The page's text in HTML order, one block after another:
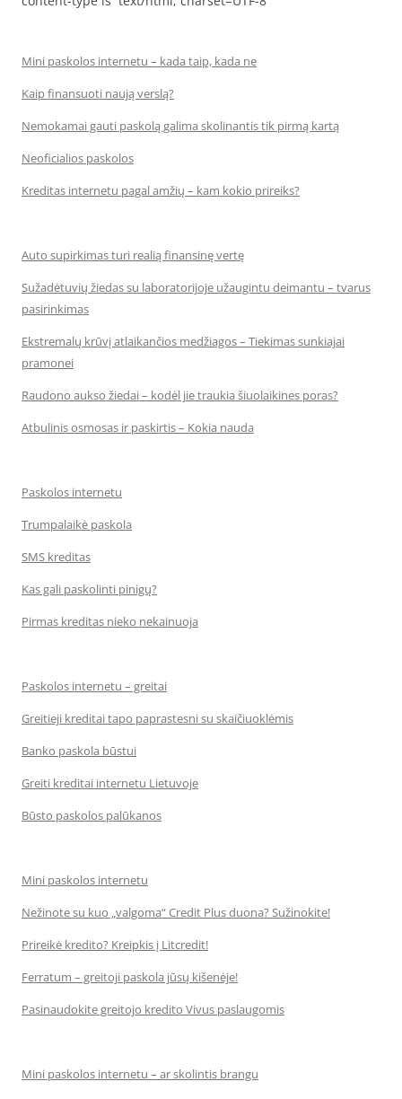
Mini paskolos internetu – kada taip, kada ne
Kaip finansuoti naują verslą?
Nemokamai gauti paskolą galima skolinantis tik pirmą kartą
Neoficialios paskolos
Kreditas internetu pagal amžių – kam kokio prireiks?
Auto supirkimas turi realią finansinę vertę
Sužadėtuvių žiedas su laboratorijoje užaugintu deimantu – tvarus
pasirinkimas
Ekstremalų krūvį atlaikančios medžiagos – Tiekimas sunkiajai
pramonei
Raudono aukso žiedai – kodėl jie traukia šiuolaikines poras?
Atbulinis osmosas ir paskirtis – Kokia nauda
Paskolos internetu
Trumpalaikė paskola
SMS kreditas
Kas gali paskolinti pinigų?
Pirmas kreditas nieko nekainuoja
Paskolos internetu – greitai
Greitieji kreditai tapo paprastesni su skaičiuoklėmis
Banko paskola būstui
Greiti kreditai internetu Lietuvoje
Būsto paskolos palūkanos
Mini paskolos internetu
Nežinote su kuo „valgoma“ Credit Plus duona? Sužinokite!
Prireikė kredito? Kreipkis į Litcredit!
Ferratum – greitoji paskola jūsų kišenėje!
Pasinaudokite greitojo kredito Vivus paslaugomis
Mini paskolos internetu – ar skolintis brangu